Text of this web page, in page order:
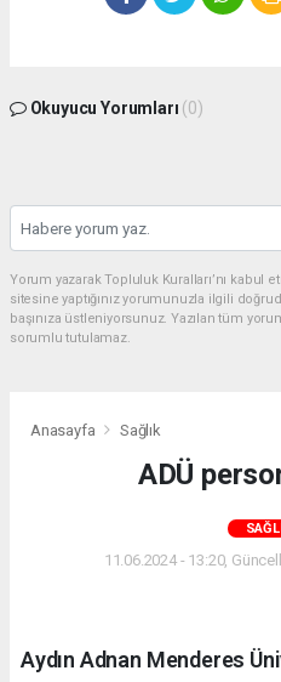
Okuyucu Yorumları (0)
Yorum yazarak Topluluk Kuralları’nı kabul
sitesine yaptığınız yorumunuzla ilgili
başınıza üstleniyorsunuz. Yazılan tüm
sorumlu tutulamaz.
Anasayfa Sağlık
ADÜ
11.06.2024 - 13:20,
Aydın Adnan Menderes